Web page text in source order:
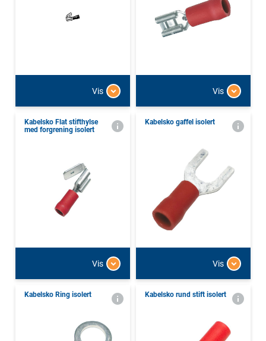
Vis Vis
Kabelsko Flat stifthylse
med forgrening isolert
Vis
Kabelsko gaffel isolert
Vis
Kabelsko Ring isolert Kabelsko rund stift isolert